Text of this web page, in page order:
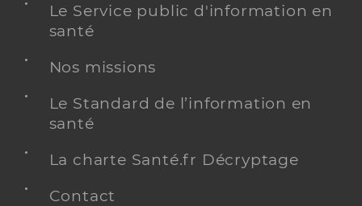
Le Service public d'information en
santé
Nos missions
Le Standard de l’information en
santé
La charte Santé.fr Décryptage
Contact